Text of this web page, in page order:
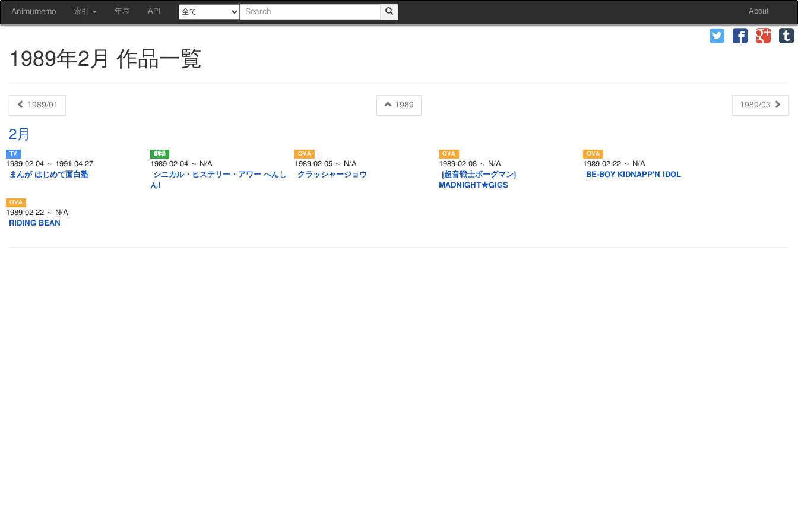
Animumemo 索引 年表 API About
1989年2月 作品一覧
1989/01 1989 1989/03
2月
1989-02-04 ～ 1991-04-27
まんが はじめて面白塾
1989-02-04 ～ N/A
シニカル・ヒステリー・アワー へんし
ん!
1989-02-05 ～ N/A
クラッシャージョウ
1989-02-08 ～ N/A
[超音戦士ボーグマン]
MADNIGHT★GIGS
1989-02-22 ～ N/A
BE-BOY KIDNAPP'N IDOL
1989-02-22 ～ N/A
RIDING BEAN